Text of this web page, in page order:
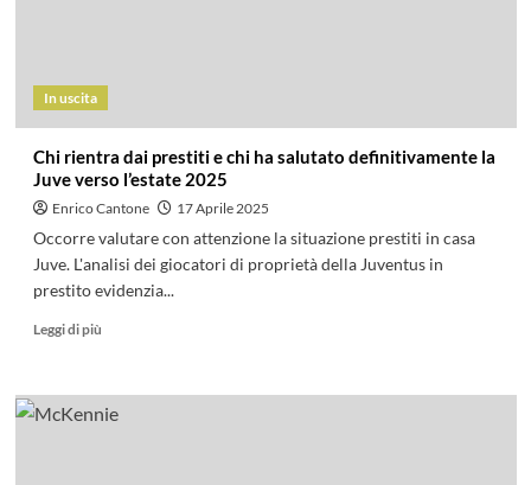
In uscita
Chi rientra dai prestiti e chi ha salutato definitivamente la
Juve verso l’estate 2025
Enrico Cantone 17 Aprile 2025
Occorre valutare con attenzione la situazione prestiti in casa
Juve. L'analisi dei giocatori di proprietà della Juventus in
prestito evidenzia...
Leggi di più